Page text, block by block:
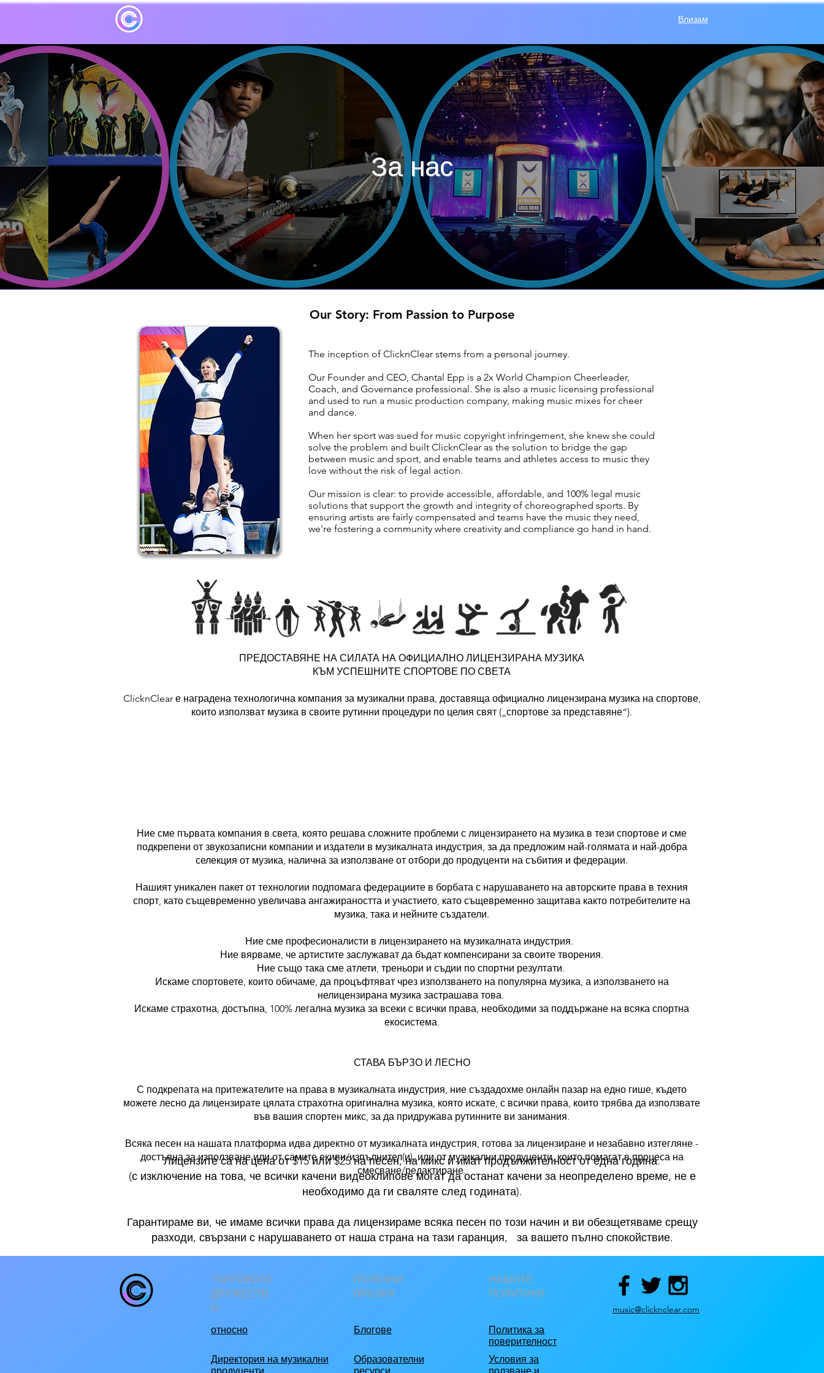
Влизам
За нас
Our Story: From Passion to Purpose
The inception of ClicknClear stems from a personal journey.
Our Founder and CEO, Chantal Epp is a 2x World Champion Cheerleader,
Coach, and Governance professional. She is also a music licensing professional
and used to run a music production company, making music mixes for cheer
and dance.
When her sport was sued for music copyright infringement, she knew she could
solve the problem and built ClicknClear as the solution to bridge the gap
between music and sport, and enable teams and athletes access to music they
love without the risk of legal action.
Our mission is clear: to provide accessible, affordable, and 100% legal music
solutions that support the growth and integrity of choreographed sports. By
ensuring artists are fairly compensated and teams have the music they need,
we're fostering a community where creativity and compliance go hand in hand.
ПРЕДОСТАВЯНЕ НА СИЛАТА НА ОФИЦИАЛНО ЛИЦЕНЗИРАНА МУЗИКА
КЪМ УСПЕШНИТЕ СПОРТОВЕ ПО СВЕТА
ClicknClear е наградена технологична компания за музикални права, доставяща официално лицензирана музика на спортове,
които използват музика в своите рутинни процедури по целия свят („спортове за представяне“).
Ние сме първата компания в света, която решава сложните проблеми с лицензирането на музика в тези спортове и сме
подкрепени от звукозаписни компании и издатели в музикалната индустрия, за да предложим най-голямата и най-добра
селекция от музика, налична за използване от отбори до продуценти на събития и федерации.
Нашият уникален пакет от технологии подпомага федерациите в борбата с нарушаването на авторските права в техния
спорт, като същевременно увеличава ангажираността и участието, като същевременно защитава както потребителите на
музика, така и нейните създатели.
Ние сме професионалисти в лицензирането на музикалната индустрия.
Ние вярваме, че артистите заслужават да бъдат компенсирани за своите творения.
Ние също така сме атлети, треньори и съдии по спортни резултати.
Искаме спортовете, които обичаме, да процъфтяват чрез използването на популярна музика, а използването на
нелицензирана музика застрашава това.
Искаме страхотна, достъпна, 100% легална музика за всеки с всички права, необходими за поддържане на всяка спортна
екосистема.
СТАВА БЪРЗО И ЛЕСНО
С подкрепата на притежателите на права в музикалната индустрия, ние създадохме онлайн пазар на едно гише, където
можете лесно да лицензирате цялата страхотна оригинална музика, която искате, с всички права, които трябва да използвате
във вашия спортен микс, за да придружава рутинните ви занимания.
Всяка песен на нашата платформа идва директно от музикалната индустрия, готова за лицензиране и незабавно изтегляне -
достъпна за използване или от самите екипи/изпълнител(и), или от музикални продуценти, които помагат в процеса на
смесване/редактиране.
​Лицензите са на цена от $15 или $25 на песен, на микс и имат продължителност от една година.
(с изключение на това, че всички качени видеоклипове могат да останат качени за неопределено време, не е
необходимо да ги сваляте след годината).
Гарантираме ви, че имаме всички права да лицензираме всяка песен по този начин и ви обезщетяваме срещу
разходи, свързани с нарушаването от наша страна на тази гаранция,
за вашето пълно спокойствие.
ТЪРГОВСКО
ДРУЖЕСТВ
О
относно
Директория на музикални
ПОЛЕЗНИ
ВРЪЗКИ
Блогове
Образователни
НАШИТЕ
ПОЛИТИКИ
Политика за
поверителност
Условия за
music@clicknclear.com